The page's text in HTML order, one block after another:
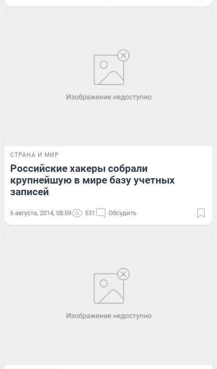
СТРАНА И МИР
Российские хакеры собрали
крупнейшую в мире базу учетных
записей
6 августа, 2014, 08:59 531 Обсудить